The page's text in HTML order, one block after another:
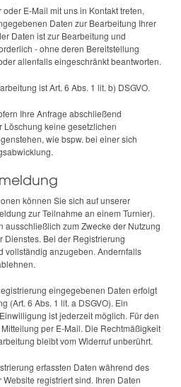
E-Mail mit uns in Kontakt treten,
Daten zur Bearbeitung Ihrer
Daten ist zur Bearbeitung und
- ohne deren Bereitstellung
allenfalls eingeschränkt beantworten.
ist Art. 6 Abs. 1 lit. b) DSGVO.
Ihre Anfrage abschließend
Löschung keine gesetzlichen
wie bspw. bei einer sich
können Sie sich auf unserer
zur Teilnahme an einem Turnier).
ausschließlich zum Zwecke der Nutzung
Bei der Registrierung
vollständig anzugeben. Andernfalls
eingegebenen Daten erfolgt
(Art. 6 Abs. 1 lit. a DSGVO). Ein
ist jederzeit möglich. Für den
per E-Mail. Die Rechtmäßigkeit
bleibt vom Widerruf unberührt.
erfassten Daten während des
registriert sind. Ihren Daten